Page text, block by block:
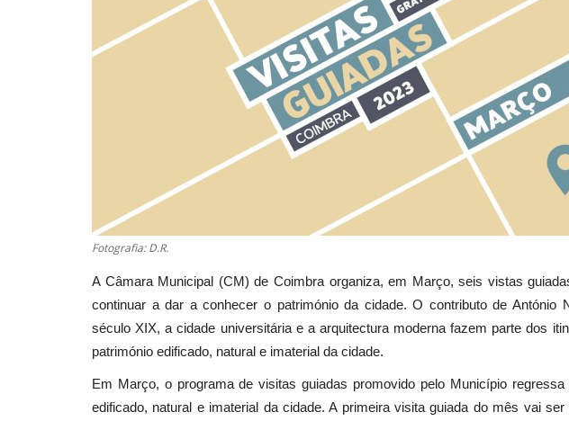
Fotografia: D.R.
A Câmara Municipal (CM) de Coimbra organiza, em Março, seis vistas
continuar a dar a conhecer o património da cidade. O contributo de António
século XIX, a cidade universitária e a arquitectura moderna fazem parte dos
património edificado, natural e imaterial da cidade.
Em Março, o programa de visitas guiadas promovido pelo Município
edificado, natural e imaterial da cidade. A primeira visita guiada do mês vai